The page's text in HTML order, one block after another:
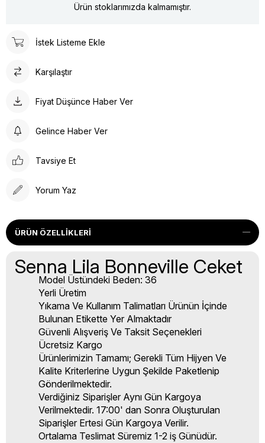
Ürün stoklarımızda kalmamıştır.
İstek Listeme Ekle
Karşılaştır
Fiyat Düşünce Haber Ver
Gelince Haber Ver
Tavsiye Et
Yorum Yaz
ÜRÜN ÖZELLIKLERI
Senna Lila Bonneville Ceket
Model Üstündeki Beden: 36
Yerli Üretim
Yıkama Ve Kullanım Talimatları Ürünün İçinde
Bulunan Etikette Yer Almaktadır
Güvenli Alışveriş Ve Taksit Seçenekleri
Ücretsiz Kargo
Ürünlerimizin Tamamı; Gerekli Tüm Hijyen Ve
Kalite Kriterlerine Uygun Şekilde Paketlenip
Gönderilmektedir.
Verdiğiniz Siparişler Aynı Gün Kargoya
Verilmektedir. 17:00' dan Sonra Oluşturulan
Siparişler Ertesi Gün Kargoya Verilir.
Ortalama Teslimat Süremiz 1-2 iş Günüdür.